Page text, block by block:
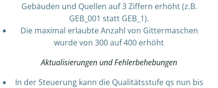
Gebäuden und Quellen auf 3 Ziffern erhöht (z.B.
GEB_001 statt GEB_1).
Die maximal erlaubte Anzahl von Gittermaschen
wurde von 300 auf 400 erhöht
Aktualisierungen und Fehlerbehebungen
In der Steuerung kann die Qualitätsstufe qs nun bis